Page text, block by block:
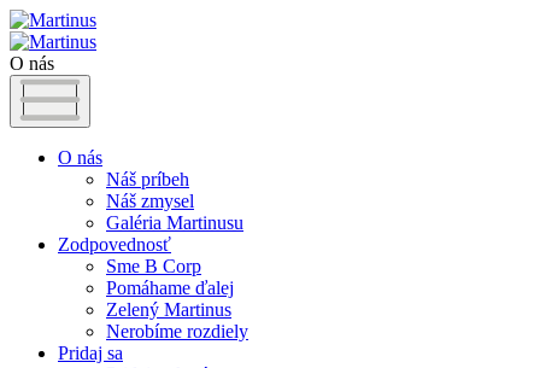
O nás
O nás
Náš príbeh
Náš zmysel
Galéria Martinusu
Zodpovednosť
Sme B Corp
Pomáhame ďalej
Zelený Martinus
Nerobíme rozdiely
Pridaj sa